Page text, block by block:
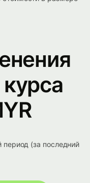
период (за последний